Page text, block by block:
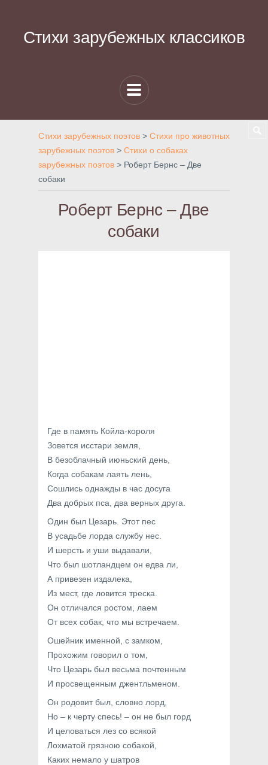
Стихи зарубежных классиков
Стихи зарубежных поэтов > Стихи про животных
зарубежных поэтов > Стихи о собаках
зарубежных поэтов > Роберт Бернс – Две
собаки
Роберт Бернс – Две
собаки
Где в память Койла-короля
Зовется исстари земля,
В безоблачный июньский день,
Когда собакам лаять лень,
Сошлись однажды в час досуга
Два добрых пса, два верных друга.
Один был Цезарь. Этот пес
В усадьбе лорда службу нес.
И шерсть и уши выдавали,
Что был шотландцем он едва ли,
А привезен издалека,
Из мест, где ловится треска.
Он отличался ростом, лаем
От всех собак, что мы встречаем.
Ошейник именной, с замком,
Прохожим говорил о том,
Что Цезарь был весьма почтенным
И просвещенным джентльменом.
Он родовит был, словно лорд,
Но – к черту спесь! – он не был горд
И целоваться лез со всякой
Лохматой грязною собакой,
Каких немало у шатров